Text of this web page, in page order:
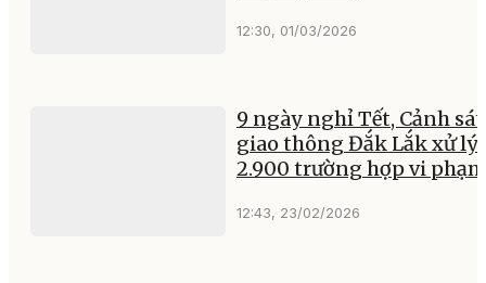
12:30, 01/03/2026
9 ngày nghỉ Tết, Cảnh sát
giao thông Đắk Lắk xử lý
2.900 trường hợp vi phạm
12:43, 23/02/2026